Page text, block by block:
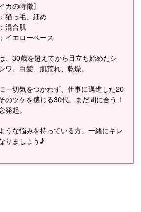
カの特徴】
猫っ毛、細め
混合肌
イエローベース
、30歳を超えてから目立ち始めたシ
ワ、白髪、肌荒れ、乾燥。
一切気をつかわず、仕事に邁進した20
のツケを感じる30代。まだ間に合う！
発起。
うな悩みを持っている方、一緒にキレ
りましょう♪